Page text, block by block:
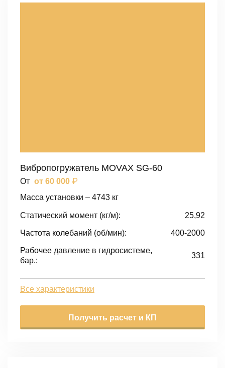
Вибропогружатель MOVAX SG-60
От от 60 000 ₽
Масса установки – 4743 кг
Статический момент (кг/м): 25,92
Частота колебаний (об/мин): 400-2000
Рабочее давление в гидросистеме,
бар.:
331
Все характеристики
Получить расчет и КП